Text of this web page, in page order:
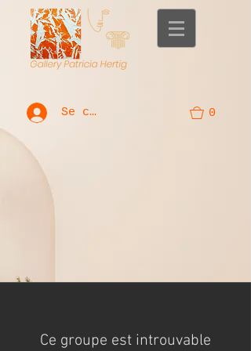
Se connecter 0
Ce groupe est introuvable